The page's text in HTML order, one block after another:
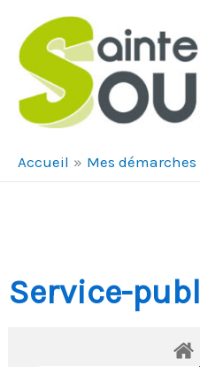
Accueil Mes démarches
Service-